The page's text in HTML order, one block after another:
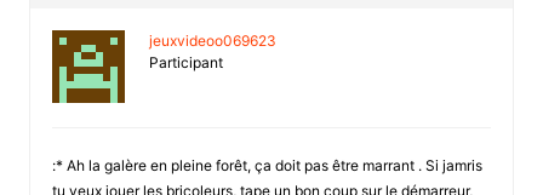
jeuxvideoo069623
Participant
:* Ah la galère en pleine forêt, ça doit pas être marrant . Si jamris
tu veux jouer les bricoleurs, tape un bon coup sur le démarreur,